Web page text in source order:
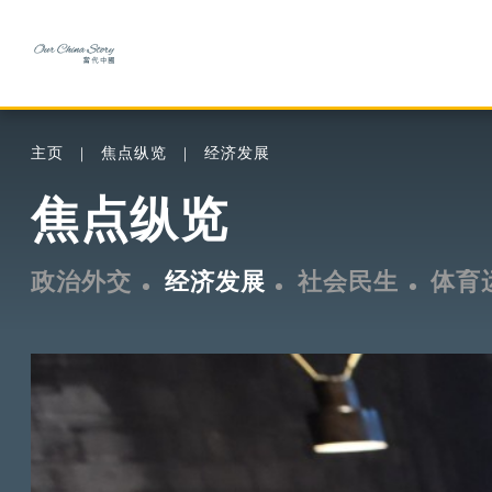
主页 焦点纵览 经济发展
焦点纵览
政治外交 经济发展 社会民生 体育